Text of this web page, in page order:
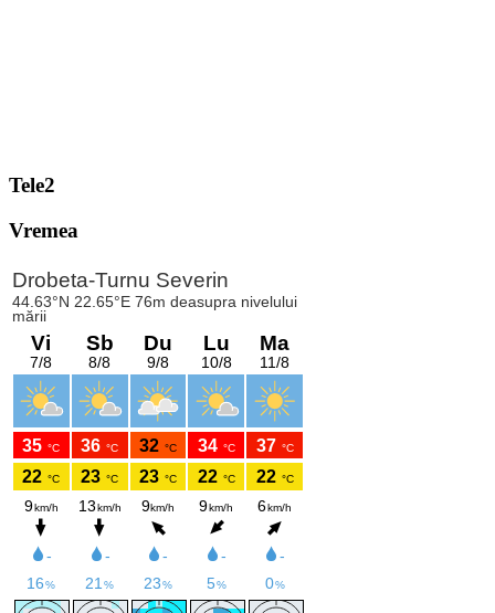
Tele2
Vremea